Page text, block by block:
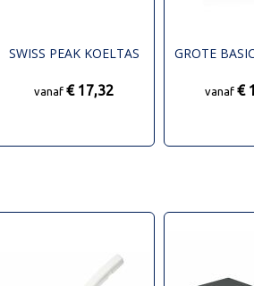
SWISS PEAK KOELTAS
vanaf€ 17,32
GROTE
vanaf €